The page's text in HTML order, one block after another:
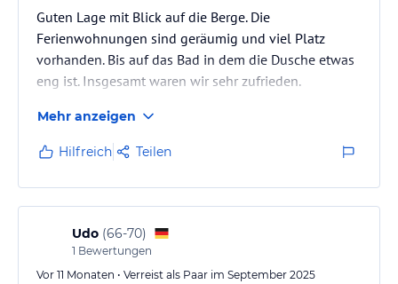
Guten Lage mit Blick auf die Berge. Die
Ferienwohnungen sind geräumig und viel Platz
vorhanden. Bis auf das Bad in dem die Dusche etwas
eng ist. Insgesamt waren wir sehr zufrieden.
Mehr anzeigen
Hilfreich Teilen
Udo (66-70)
1 Bewertungen
Vor 11 Monaten • Verreist als Paar im September 2025